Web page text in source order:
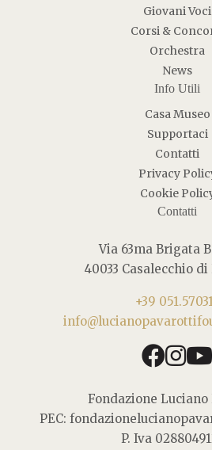
Giovani Voci
Corsi &
Orchestra
News
Info Utili
Casa Museo
Supportaci
Contatti
Privacy
Cookie
Contatti
Via 63ma Brigata
40033 Casalecchio di
+39
Fondazione
PEC:
P. Iva